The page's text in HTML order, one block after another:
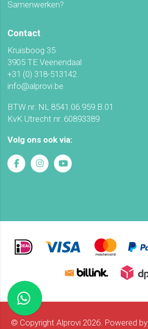
Samenwerken?
Contact
Kruisboog 35
3905 TE Veenendaal
+31 (0) 318-513142
info@alprovi.be
BTW nr. NL 8541.06.959.B.01
KvK Utrecht nr. 60893389
Volg ons ook via:
© Copyright Alprovi 2026. Powered by